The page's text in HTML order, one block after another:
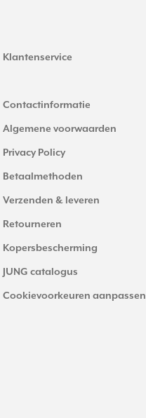
Klantenservice
Contactinformatie
Algemene voorwaarden
Privacy Policy
Betaalmethoden
Verzenden & leveren
Retourneren
Kopersbescherming
JUNG catalogus
Cookievoorkeuren aanpassen